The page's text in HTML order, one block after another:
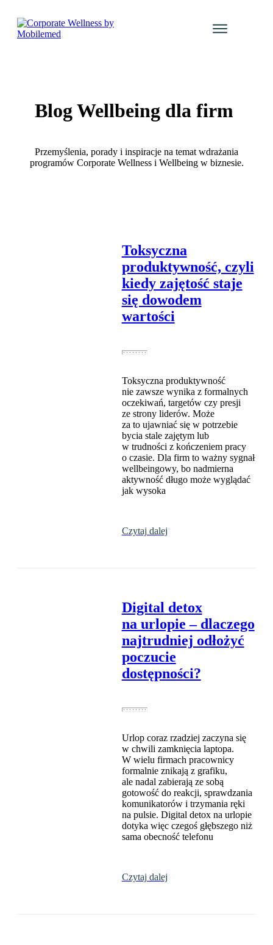
Blog
Zaloguj się
Blog Wellbeing dla firm
Przemyślenia, porady i inspiracje na temat wdrażania
programów Corporate Wellness i Wellbeing w biznesie.
Toksyczna
produktywność, czyli
kiedy zajętość staje
się dowodem
wartości
Toksyczna produktywność
nie zawsze wynika z formalnych
oczekiwań, targetów czy presji
ze strony liderów. Może
za to ujawniać się w potrzebie
bycia stale zajętym lub
w trudności z kończeniem pracy
o czasie. Dla firm to ważny sygnał
wellbeingowy, bo nadmierna
aktywność długo może wyglądać
jak wysoka
Czytaj dalej
Digital detox
na urlopie – dlaczego
najtrudniej odłożyć
poczucie
dostępności?
Urlop coraz rzadziej zaczyna się
w chwili zamknięcia laptopa.
W wielu firmach pracownicy
formalnie znikają z grafiku,
ale nadal zabierają ze sobą
gotowość do reakcji, sprawdzania
komunikatorów i trzymania ręki
na pulsie. Digital detox na urlopie
dotyka więc czegoś głębszego niż
sama obecność telefonu
Czytaj dalej